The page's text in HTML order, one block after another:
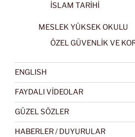
İSLAM TARİHİ
MESLEK YÜKSEK OKULU
ÖZEL GÜVENLİK VE
ENGLISH
FAYDALI VİDEOLAR
GÜZEL SÖZLER
HABERLER / DUYURULAR